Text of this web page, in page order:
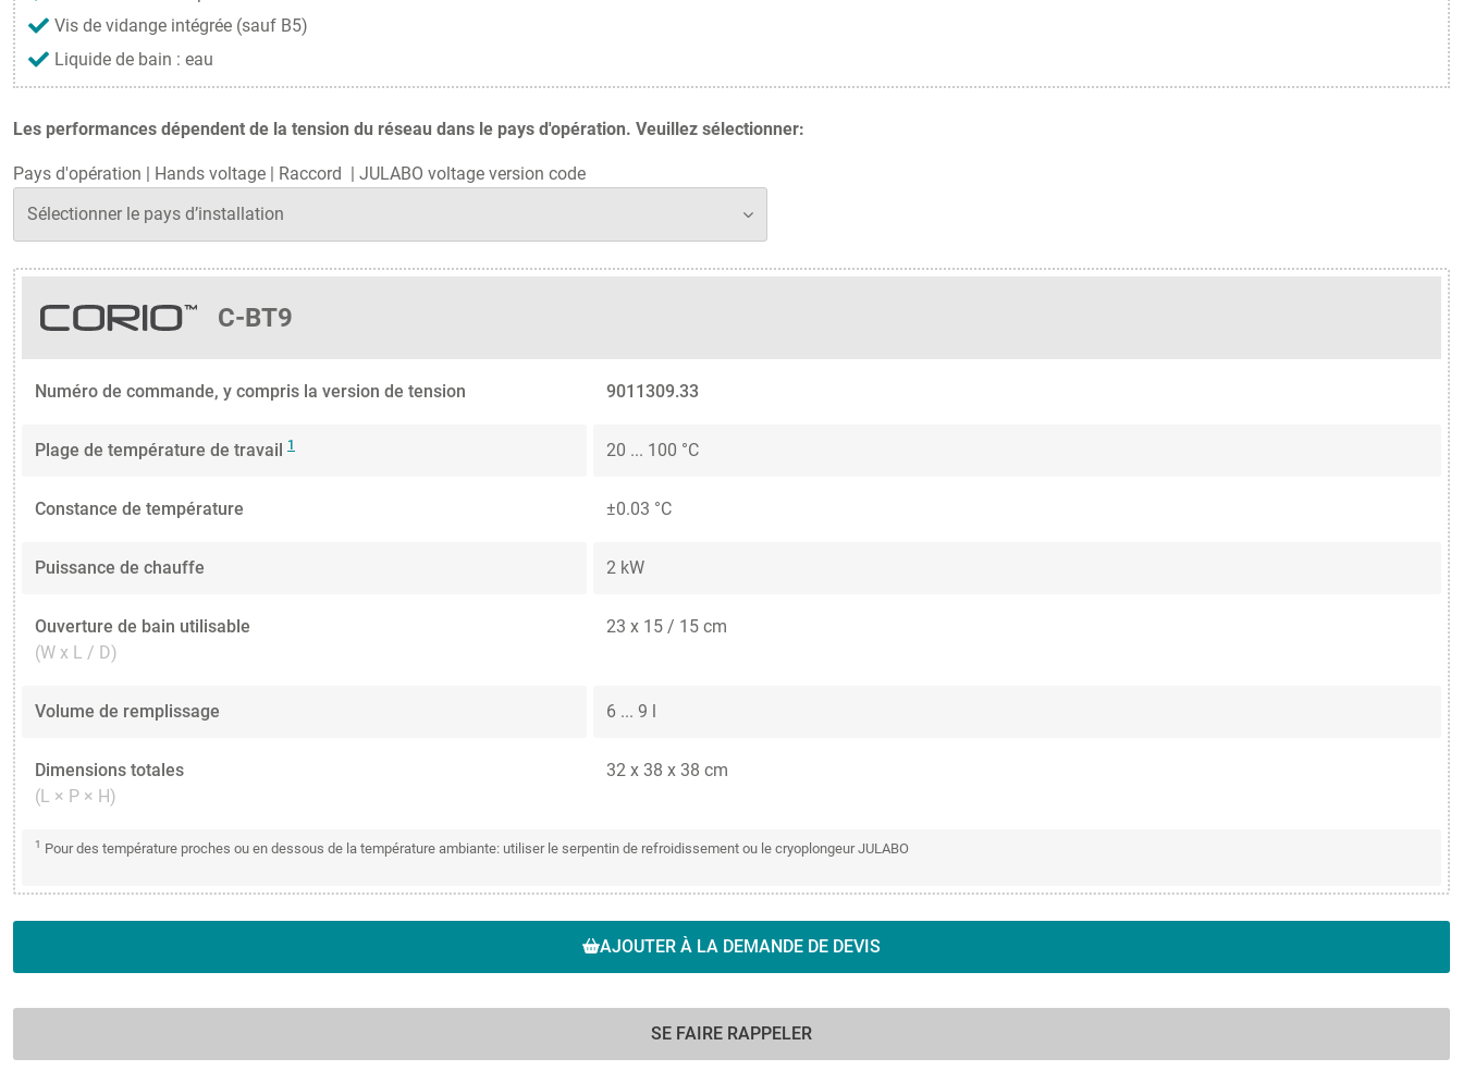
Les performances dépendent de la tension du réseau dans le pays d'opération. Veuillez sélectionner:
Pays d'opération | Hands voltage | Raccord | JULABO voltage version code
C-BT9
Numéro de commande, y compris la version de tension 9011309.33
Plage de température de travail 1 20 ... 100 °C
Constance de température ±0.03 °C
Puissance de chauffe 2 kW
Ouverture de bain utilisable
(W x L / D)
23 x 15 / 15 cm
Volume de remplissage 6 ... 9 l
Dimensions totales
(L × P × H)
32 x 38 x 38 cm
1 Pour des température proches ou en dessous de la température ambiante: utiliser le serpentin de refroidissement ou le cryoplongeur JULABO
AJOUTER À LA DEMANDE DE DEVIS
SE FAIRE RAPPELER
Vis de vidange intégrée (sauf B5)
Liquide de bain : eau